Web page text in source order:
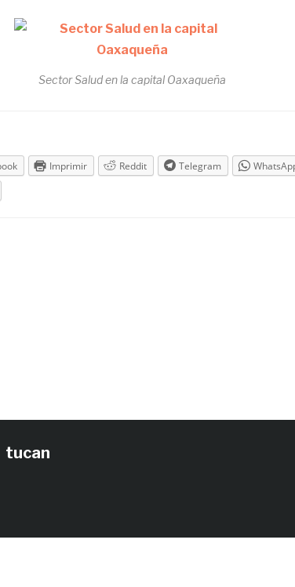
Sector Salud en la capital Oaxaqueña
Imprimir Reddit Telegram
tucan